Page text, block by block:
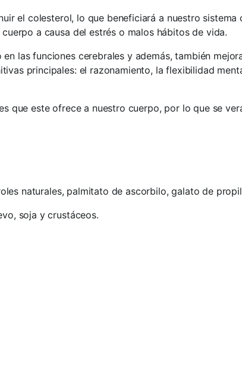
el colesterol, lo que beneficiará a nuestro sistema
a causa del estrés o malos hábitos de vida.
las funciones cerebrales y además, también
principales: el razonamiento, la flexibilidad
que este ofrece a nuestro cuerpo, por lo que se
naturales, palmitato de ascorbilo, galato de
soja y crustáceos.